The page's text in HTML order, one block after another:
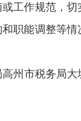
工作规范，
职能调整等
州市税务局